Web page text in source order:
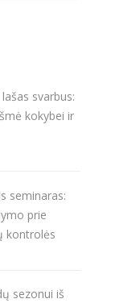
svarbus:
kokybei ir
seminaras:
prie
kontrolės
sezonui iš